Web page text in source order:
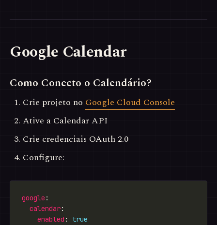
Google Calendar
Como Conecto o Calendário?
Crie projeto no Google Cloud Console
Ative a Calendar API
Crie credenciais OAuth 2.0
Configure:
google
calendar
enabled : true